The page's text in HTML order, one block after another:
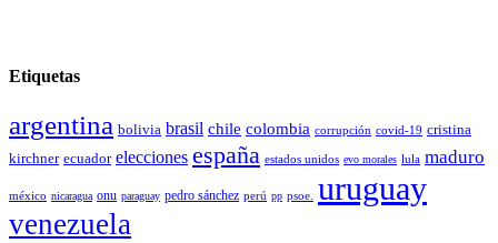
Etiquetas
argentina bolivia brasil chile colombia corrupción covid-19 cristina
kirchner ecuador elecciones españa estados unidos evo morales lula maduro
méxico nicaragua onu paraguay pedro sánchez perú pp psoe. uruguay
venezuela